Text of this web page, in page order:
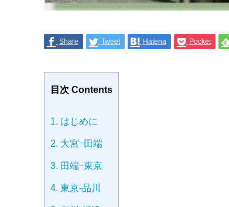
Share Tweet Hatena Pocket
目次 Contents
1. はじめに
2. 大宮ｰ田端
3. 田端ｰ東京
4. 東京-品川